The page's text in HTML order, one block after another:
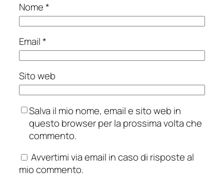
Nome*
Email*
Sito web
Salva il mio nome, email e sito web in
questo browser per la prossima volta che
commento.
Avvertimi via email in caso di risposte al
mio commento.